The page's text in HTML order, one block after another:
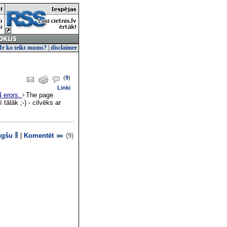
Ir ko teikt mums? disclaimer
(9)
Linki
erors.
The page
tālāk ;-) - cilvēks ar
Komentēt (9)